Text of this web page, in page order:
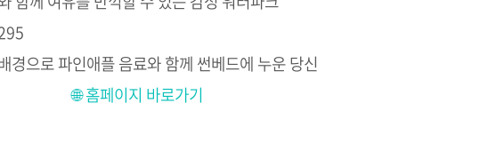
경으로 파인애플 음료와 함께 썬베드에 누운 당신
🌐 홈페이지 바로가기